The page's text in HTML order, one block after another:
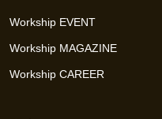
Workship EVENT
Workship MAGAZINE
Workship CAREER